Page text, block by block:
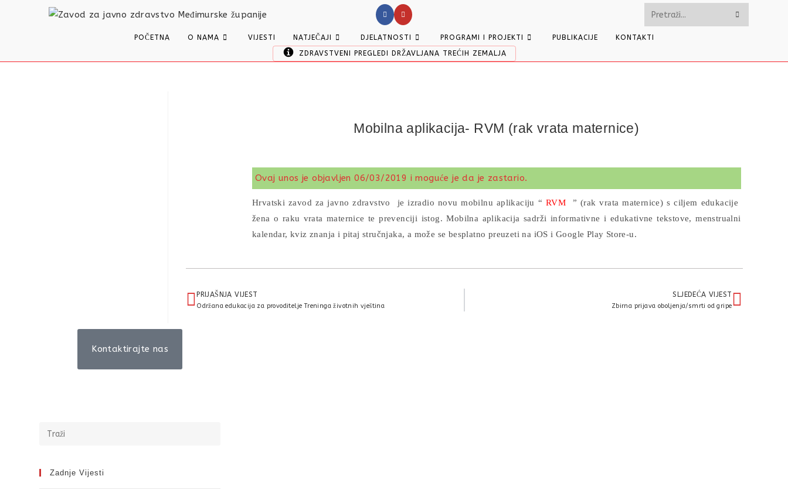
Pretražite
ovu
web
POČETNA O NAMA VIJESTI NATJEČAJI DJELATNOSTI PROGRAMI I PROJEKTI PUBLIKACIJE
KONTAKTI
ZDRAVSTVENI PREGLEDI DRŽAVLJANA TREĆIH ZEMALJA
Mobilna aplikacija- RVM (rak vrata maternice)
Ovaj unos je objavljen 06/03/2019 i moguće je da je zastario.
Hrvatski zavod za javno zdravstvo je​ izradio novu mobilnu aplikaciju “ RVM ” (rak vrata maternice) s ciljem edukacije
žena o raku vrata maternice te prevenciji istog. Mobilna aplikacija sadrži informativne i edukativne tekstove, menstrualni
kalendar, kviz znanja i pitaj stručnjaka, a može se besplatno preuzeti na iOS i Google Play Store-u.
PRIJAŠNJA VIJEST
Održana edukacija za provoditelje Treninga životnih vještina
SLJEDEĆA VIJEST
Zbirna prijava oboljenja/smrti od gripe
Kontaktirajte nas
Zadnje Vijesti